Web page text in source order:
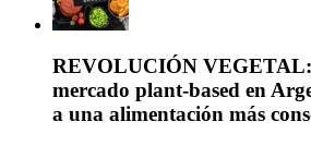
REVOLUCIÓN VEGETAL:
mercado plant-based en
a una alimentación más